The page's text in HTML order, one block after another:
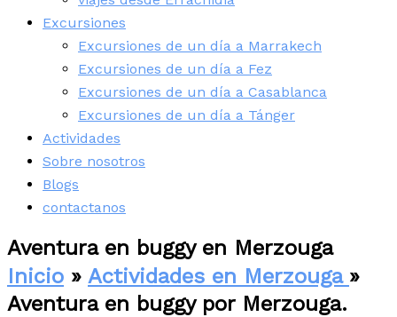
Excursiones
Excursiones de un día a Marrakech
Excursiones de un día a Fez
Excursiones de un día a Casablanca
Excursiones de un día a Tánger
Actividades
Sobre nosotros
Blogs
contactanos
Aventura en buggy en Merzouga
Inicio » Actividades en Merzouga »
Aventura en buggy por Merzouga.